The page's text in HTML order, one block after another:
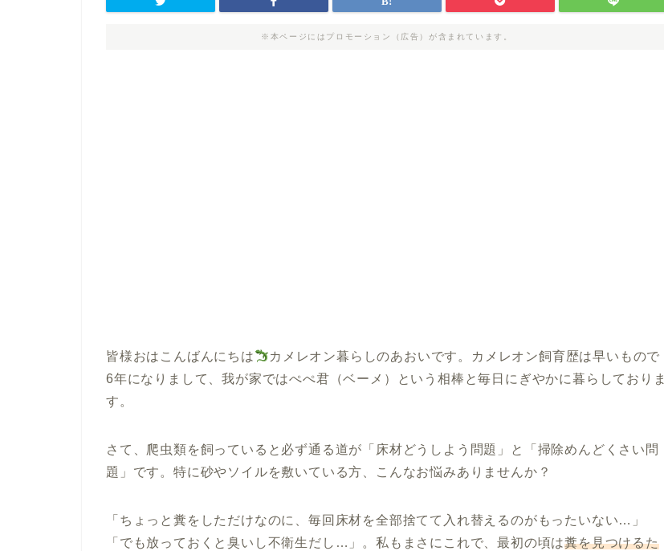
※本ページにはプロモーション（広告）が含まれています。
皆様おはこんばんにちは
カメレオン暮らしのあおいです。カメレオン飼育歴は早いもので
6年になりまして、我が家ではぺぺ君（ベーメ）という相棒と毎日にぎやかに暮らしておりま
す。
さて、爬虫類を飼っていると必ず通る道が「床材どうしよう問題」と「掃除めんどくさい問
題」です。特に砂やソイルを敷いている方、こんなお悩みありませんか？
「ちょっと糞をしただけなのに、毎回床材を全部捨てて入れ替えるのがもったいない…」
「でも放っておくと臭いし不衛生だし…」。私もまさにこれで、最初の頃は糞を見つけるた